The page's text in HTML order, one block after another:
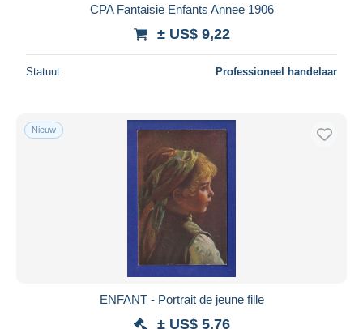
CPA Fantaisie Enfants Annee 1906
± US$ 9,22
Statuut Professioneel handelaar
Nieuw
ENFANT - Portrait de jeune fille
± US$ 5,76